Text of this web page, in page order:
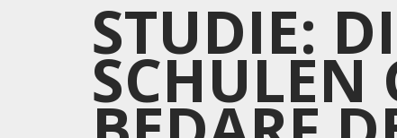
STUDIE:
SCHULEN